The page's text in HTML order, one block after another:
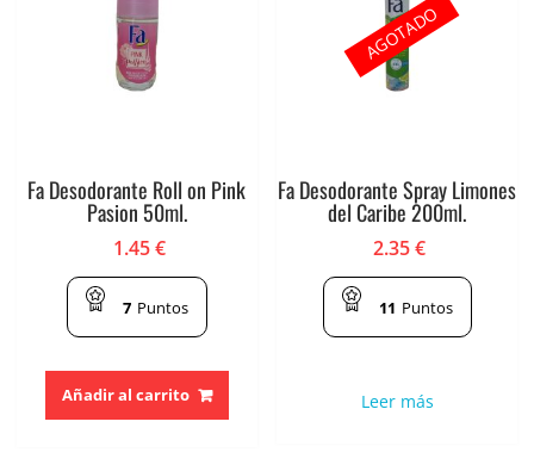
Fa Desodorante Roll on Pink
Pasion 50ml.
1.45€
7 Puntos
Añadir al carrito
Fa Desodorante Spray Limones
del Caribe 200ml.
2.35€
11 Puntos
Leer más
AGOTADO